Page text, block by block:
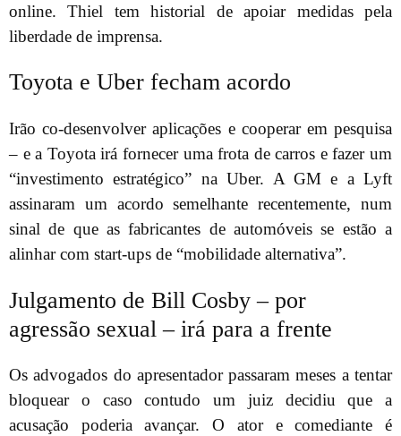
online. Thiel tem historial de apoiar medidas pela
liberdade de imprensa.
Toyota e Uber fecham acordo
Irão co-desenvolver aplicações e cooperar em pesquisa
– e a Toyota irá fornecer uma frota de carros e fazer um
“investimento estratégico” na Uber. A GM e a Lyft
assinaram um acordo semelhante recentemente, num
sinal de que as fabricantes de automóveis se estão a
alinhar com start-ups de “mobilidade alternativa”.
Julgamento de Bill Cosby – por
agressão sexual – irá para a frente
Os advogados do apresentador passaram meses a tentar
bloquear o caso contudo um juiz decidiu que a
acusação poderia avançar. O ator e comediante é